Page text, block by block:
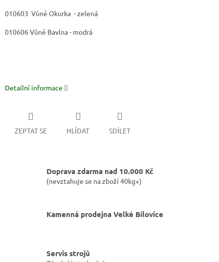
010603 Vůně Okurka - zelená
010606 Vůně Bavlna - modrá
Detailní informace
ZEPTAT SE HLÍDAT SDÍLET
Doprava zdarma nad 10.000 Kč
(nevztahuje se na zboží 40kg+)
Kamenná prodejna Velké Bílovice
Servis strojů